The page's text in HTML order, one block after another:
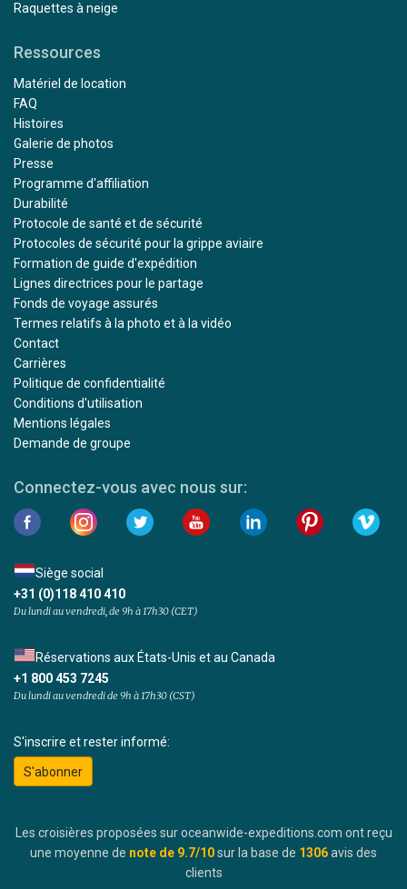
Raquettes à neige
Ressources
Matériel de location
FAQ
Histoires
Galerie de photos
Presse
Programme d'affiliation
Durabilité
Protocole de santé et de sécurité
Protocoles de sécurité pour la grippe aviaire
Formation de guide d'expédition
Lignes directrices pour le partage
Fonds de voyage assurés
Termes relatifs à la photo et à la vidéo
Contact
Carrières
Politique de confidentialité
Conditions d'utilisation
Mentions légales
Demande de groupe
Connectez-vous avec nous sur:
Siège social
+31 (0)118 410 410
Du lundi au vendredi, de 9h à 17h30 (CET)
Réservations aux États-Unis et au Canada
+1 800 453 7245
Du lundi au vendredi de 9h à 17h30 (CST)
S'inscrire et rester informé:
S'abonner
Les croisières proposées sur oceanwide-expeditions.com ont reçu
une moyenne de note de 9.7/10sur la base de 1306avis des
clients